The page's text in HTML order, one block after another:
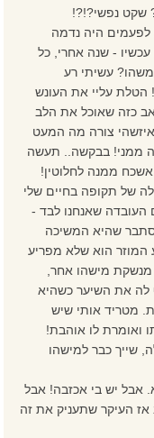
שקט נפשי?!?!
לפעמים היה נדמה
עכשיו - שנה אחרי, כל
עשיתי רע
הטלת עליי את העונש
כזה שאוכל את הלב
צורה מה המעט
ממני! בבקשה.. תעשה
ממנה לחלוטין!
של תקופה בחיים שלי
העובדה שאנחנו לבד -
שהיא המשיכה
הוא שלא מפריע
מנשקת מישהו אחר,
לה את השיער כשהיא
מטריד אותי שיש
ואומרת לו אוהבת!
שייך כבר למישהו
אבל יש בי אכזבה! אבל
אז העיקר שתעניק את זה